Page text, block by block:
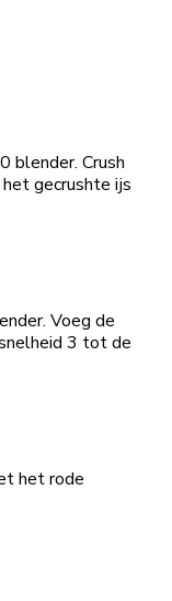
blender. Crush
gecrushte ijs
Voeg de
3 tot de
het rode